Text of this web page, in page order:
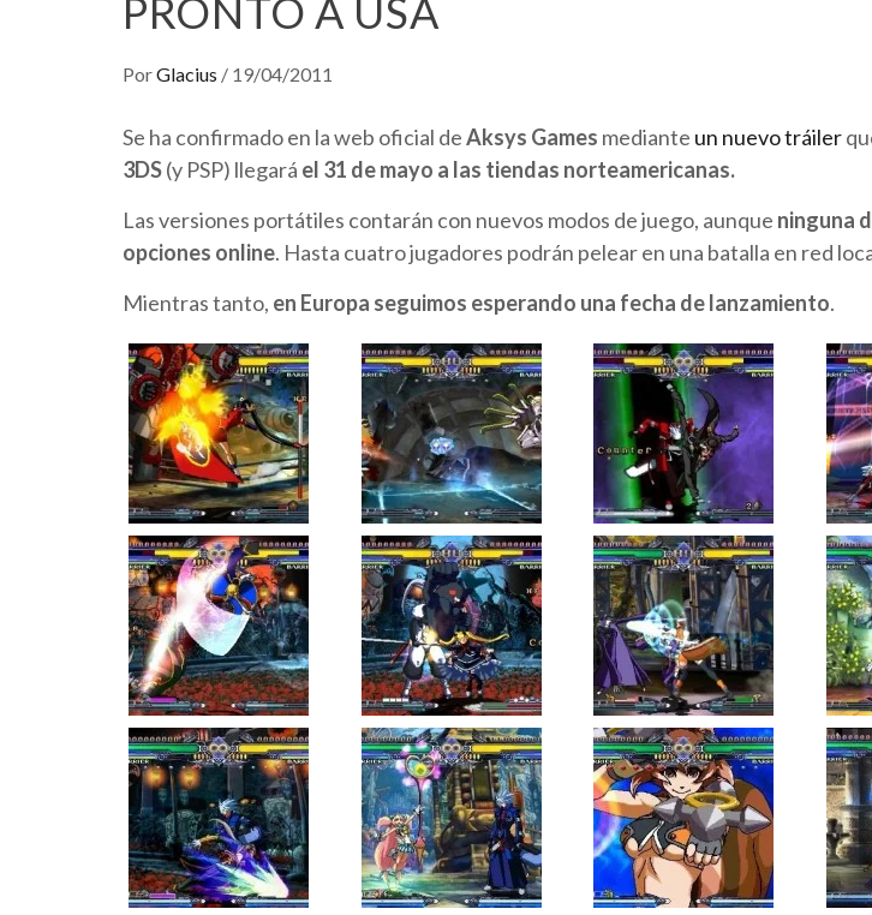
PRONTO A USA
PorGlacius / 19/04/2011
Se ha confirmado en la web oficial deAksys Games mediante un nuevo tráiler
3DS(y PSP) llegará el 31 de mayo a las tiendas norteamericanas.
Las versiones portátiles contarán con nuevos modos de juego, aunque ninguna
opciones online. Hasta cuatro jugadores podrán pelear en una batalla en red
Mientras tanto, en Europa seguimos esperando una fecha de lanzamiento.